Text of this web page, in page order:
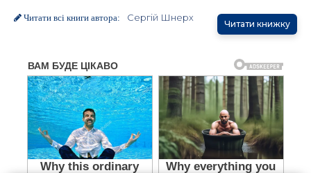
Читати всі книги автора: Сергій Шнерх
Читати книжку